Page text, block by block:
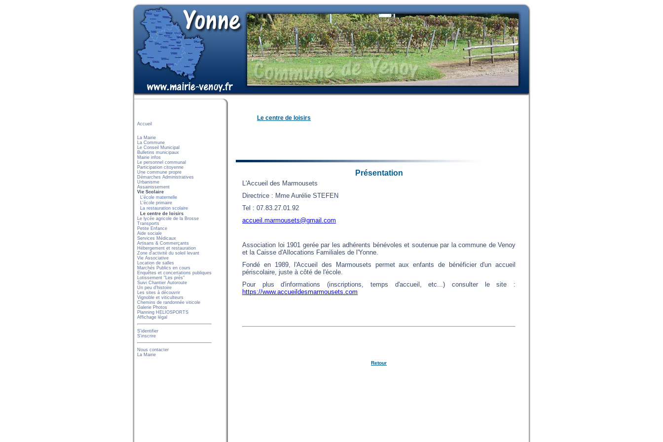
Accueil
La Mairie
La Commune
Le Conseil Municipal
Bulletins municipaux
Mairie infos
Le personnel communal
Participation citoyenne
Une commune propre
Démarches Administratives
Urbanisme
Assainissement
Vie Scolaire
L'école maternelle
L'école primaire
La restauration scolaire
Le centre de loisirs
Le lycée agricole de la Brosse
Transports
Petite Enfance
Aide sociale
Services Médicaux
Artisans & Commerçants
Hébergement et restauration
Zone d'activité du soleil levant
Vie Associative
Location de salles
Marchés Publics en cours
Enquêtes et concertations publiques
Lotissement "Les prés"
Suivi Chantier Autoroute
Un peu d'histoire
Les sites à découvrir
Vignoble et viticulteurs
Chemins de randonnée viticole
Galerie Photos
Planning HELIOSPORTS
Affichage légal
S'identifier
S'inscrire
Nous contacter
La Mairie
Le centre de loisirs
Présentation
L'Accueil des Marmousets
Directrice : Mme Aurélie STEFEN
Tel : 07.83.27.01.92
accueil.marmousets@gmail.com
Association loi 1901 gerée par les adhérents bénévoles et soutenue par la commune de Venoy
et la Caisse d'Allocations Familiales de l'Yonne.
Fondé en 1989, l'Accueil des Marmousets permet aux enfants de bénéficier d'un accueil
périscolaire, juste à côté de l'école.
Pour plus d'informations (inscriptions, temps d'accueil, etc...) consulter le site :
https://www.accueildesmarmousets.com
Retour